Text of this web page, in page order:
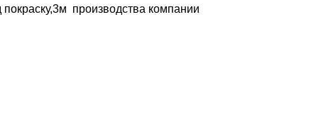
производства компании